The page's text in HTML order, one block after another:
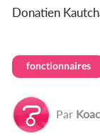
Donatien
fonctionnaires
Par